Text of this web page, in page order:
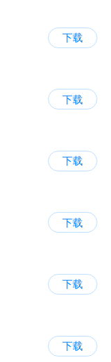
下载
下载
下载
下载
下载
下载